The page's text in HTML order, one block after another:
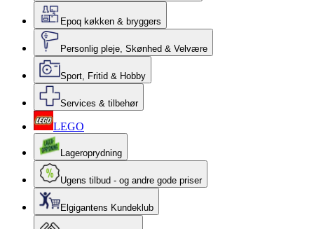
Epoq køkken & bryggers
Personlig pleje, Skønhed & Velvære
Sport, Fritid & Hobby
Services & tilbehør
LEGO
Lageroprydning
Ugens tilbud - og andre gode priser
Elgigantens Kundeklub